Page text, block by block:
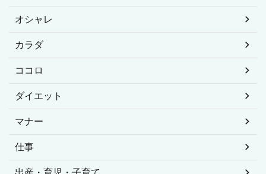
オシャレ
カラダ
ココロ
ダイエット
マナー
仕事